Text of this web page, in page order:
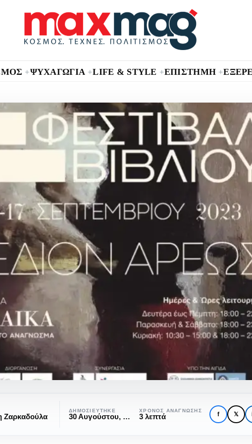
+ΨΥΧΑΓΩΓΙΑ +LIFE & STYLE +ΕΠΙΣΤΗΜΗ +
Ζαρκαδούλα
ΔΗΜΟΣΙΕΎΤΗΚΕ
30 Αυγούστου, 2023
ΧΡΌΝΟΣ ΑΝΆΓΝΩΣΗΣ
3 λεπτά f 𝕏